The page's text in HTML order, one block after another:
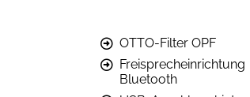
OTTO-Filter OPF
Freisprecheinrichtung
Bluetooth